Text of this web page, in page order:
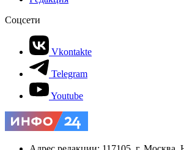
Соцсети
Vkontakte
Telegram
Youtube